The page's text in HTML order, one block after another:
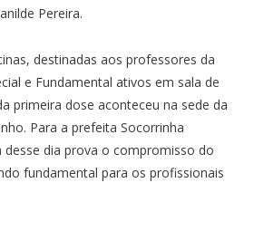
Pereira.
destinadas aos professores da
e Fundamental ativos em sala de
primeira dose aconteceu na sede da
Para a prefeita Socorrinha
desse dia prova o compromisso do
fundamental para os profissionais